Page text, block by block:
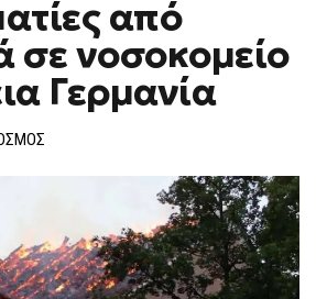
ΠΆΝΩ
ΑΠΌ
30
ΤΡΑΥΜΑΤΊΕΣ
ΑΠΌ
ΠΥΡΚΑΓΙΆ
ΝΟΣΟΚΟΜΕΊΟ
ΣΤΗ
από
σε νοσοκομείο
Γερμανία